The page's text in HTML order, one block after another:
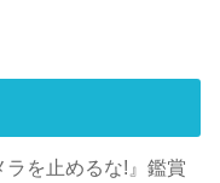
ラを止めるな!』鑑賞